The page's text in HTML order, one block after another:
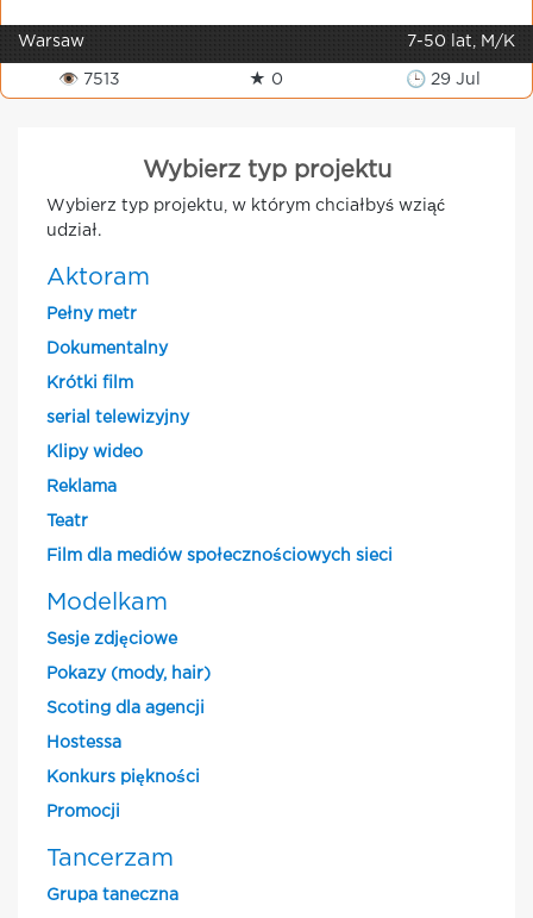
Warsaw 7-50 lat, M/K
👁 7513 ★ 0 🕒 29 Jul
Wybierz typ projektu
Wybierz typ projektu, w którym chciałbyś wziąć
udział.
Aktoram
Pełny metr
Dokumentalny
Krótki film
serial telewizyjny
Klipy wideo
Reklama
Teatr
Film dla mediów społecznościowych sieci
Modelkam
Sesje zdjęciowe
Pokazy (mody, hair)
Scoting dla agencji
Hostessa
Konkurs piękności
Promocji
Tancerzam
Grupa taneczna